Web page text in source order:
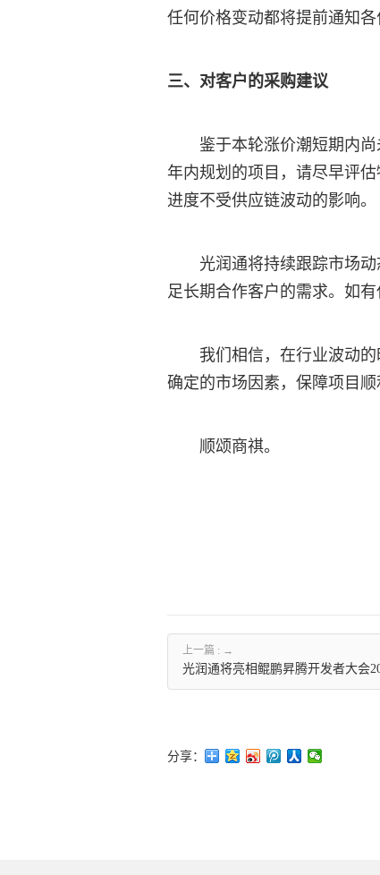
任何价格变动都将提前通知
三、对客户的采购建议
鉴于本轮涨价潮短期内
年内规划的项目，请尽早评
进度不受供应链波动的影响。
光润通将持续跟踪市场
足长期合作客户的需求。如
我们相信，在行业波动
确定的市场因素，保障项目顺
顺颂商祺。
上一篇 :
光润通将亮相鲲鹏昇腾开发者大会
分享：